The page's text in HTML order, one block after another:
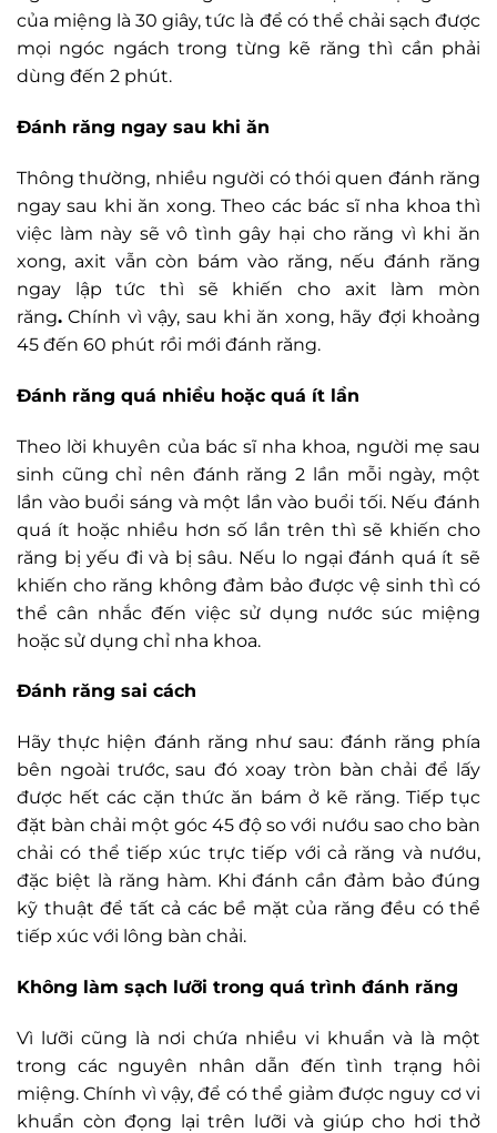
của miệng là 30 giây, tức là để có thể chải sạch được
mọi ngóc ngách trong từng kẽ răng thì cần phải
dùng đến 2 phút.
Đánh răng ngay sau khi ăn
Thông thường, nhiều người có thói quen đánh răng
ngay sau khi ăn xong. Theo các bác sĩ nha khoa thì
việc làm này sẽ vô tình gây hại cho răng vì khi ăn
xong, axit vẫn còn bám vào răng, nếu đánh răng
ngay lập tức thì sẽ khiến cho axit làm mòn
răng. Chính vì vậy, sau khi ăn xong, hãy đợi khoảng
45 đến 60 phút rồi mới đánh răng.
Đánh răng quá nhiều hoặc quá ít lần
Theo lời khuyên của bác sĩ nha khoa, người mẹ sau
sinh cũng chỉ nên đánh răng 2 lần mỗi ngày, một
lần vào buổi sáng và một lần vào buổi tối. Nếu đánh
quá ít hoặc nhiều hơn số lần trên thì sẽ khiến cho
răng bị yếu đi và bị sâu. Nếu lo ngại đánh quá ít sẽ
khiến cho răng không đảm bảo được vệ sinh thì có
thể cân nhắc đến việc sử dụng nước súc miệng
hoặc sử dụng chỉ nha khoa.
Đánh răng sai cách
Hãy thực hiện đánh răng như sau: đánh răng phía
bên ngoài trước, sau đó xoay tròn bàn chải để lấy
được hết các cặn thức ăn bám ở kẽ răng. Tiếp tục
đặt bàn chải một góc 45 độ so với nướu sao cho bàn
chải có thể tiếp xúc trực tiếp với cả răng và nướu,
đặc biệt là răng hàm. Khi đánh cần đảm bảo đúng
kỹ thuật để tất cả các bề mặt của răng đều có thể
tiếp xúc với lông bàn chải.
Không làm sạch lưỡi trong quá trình đánh răng
Vì lưỡi cũng là nơi chứa nhiều vi khuẩn và là một
trong các nguyên nhân dẫn đến tình trạng hôi
miệng. Chính vì vậy, để có thể giảm được nguy cơ vi
khuẩn còn đọng lại trên lưỡi và giúp cho hơi thở